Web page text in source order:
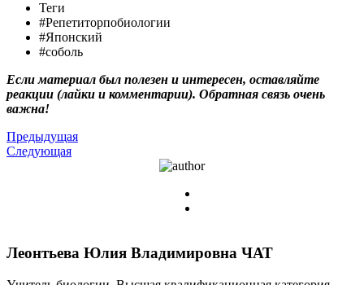
Теги
#Репетиторпобиологии
#Японский
#соболь
Если материал был полезен и интересен, оставляйте
реакции (лайки и комментарии). Обратная связь очень
важна!
Предыдущая
Следующая
Леонтьева Юлия Владимировна ЧАТ